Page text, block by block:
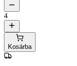
4
Kosárba